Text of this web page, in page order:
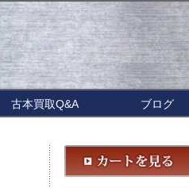
古本買取Q&A ブログ